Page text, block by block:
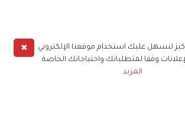
✖
لنسهل عليك استخدام موقعنا الإلكتروني
وفقا لمتطلباتك واحتياجاتك الخاصة
المزيد